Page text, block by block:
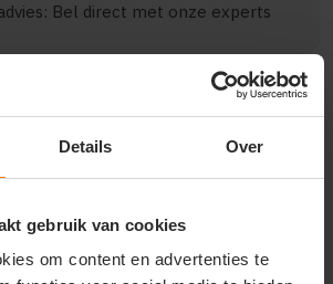
Details Over
gebruik van cookies
om content en advertenties te
Bel direct met onze experts
Reviews (0)